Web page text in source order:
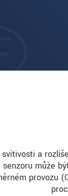
svítivosti a
může
provozu